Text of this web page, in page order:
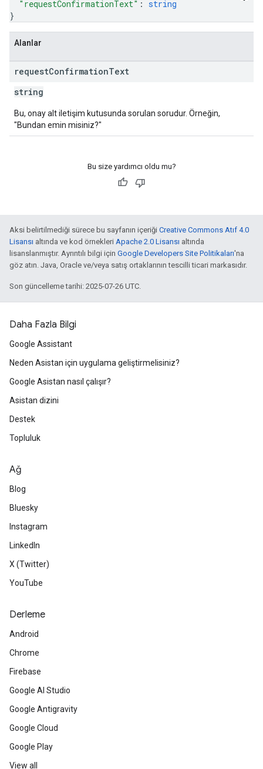
"requestConfirmationText" : string
}
Alanlar
requestConfirmationText
string
Bu, onay alt iletişim kutusunda sorulan sorudur. Örneğin,
"Bundan emin misiniz?"
Bu size yardımcı oldu mu?
Aksi belirtilmediği sürece bu sayfanın içeriği Creative Commons Atıf 4.0
Lisansı altında ve kod örnekleri Apache 2.0 Lisansı altında
lisanslanmıştır. Ayrıntılı bilgi için Google Developers Site Politikaları'na
göz atın. Java, Oracle ve/veya satış ortaklarının tescilli ticari markasıdır.
Son güncelleme tarihi: 2025-07-26 UTC.
Daha Fazla Bilgi
Google Assistant
Neden Asistan için uygulama geliştirmelisiniz?
Google Asistan nasıl çalışır?
Asistan dizini
Destek
Topluluk
Ağ
Blog
Bluesky
Instagram
LinkedIn
X (Twitter)
YouTube
Derleme
Android
Chrome
Firebase
Google AI Studio
Google Antigravity
Google Cloud
Google Play
View all